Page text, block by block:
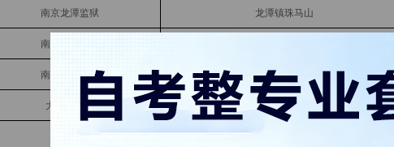
南京龙潭监狱 龙潭镇珠马山
南京四机床厂
南京高淳监狱
大连山监狱